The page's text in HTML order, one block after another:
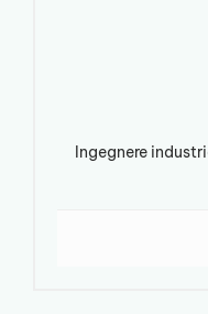
Ingegnere